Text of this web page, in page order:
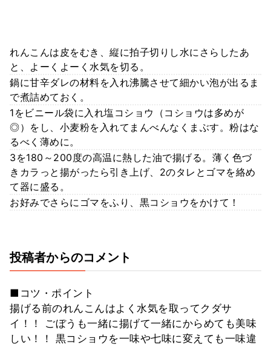
れんこんは皮をむき、縦に拍子切りし水にさらしたあ
と、よーくよーく水気を切る。
鍋に甘辛ダレの材料を入れ沸騰させて細かい泡が出るま
で煮詰めておく。
1をビニール袋に入れ塩コショウ（コショウは多めが
◎）をし、小麦粉を入れてまんべんなくまぶす。粉はな
るべく薄めに。
3を180～200度の高温に熱した油で揚げる。薄く色づ
きカラっと揚がったら引き上げ、2のタレとゴマを絡め
て器に盛る。
お好みでさらにゴマをふり、黒コショウをかけて！
投稿者からのコメント
■コツ・ポイント
揚げる前のれんこんはよく水気を取ってクダサ
イ！！ ごぼうも一緒に揚げて一緒にからめても美味
しい！！ 黒コショウを一味や七味に変えても一味違